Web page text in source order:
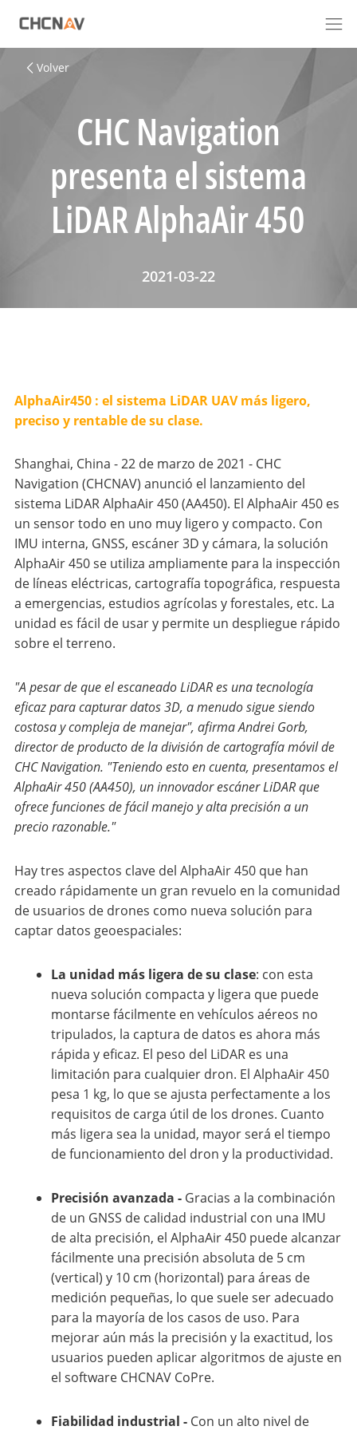
Volver
CHC Navigation
presenta el sistema
LiDAR AlphaAir 450
2021-03-22
AlphaAir450 : el sistema LiDAR UAV más ligero,
preciso y rentable de su clase.
Shanghai, China - 22 de marzo de 2021 - CHC
Navigation (CHCNAV) anunció el lanzamiento del
sistema LiDAR AlphaAir 450 (AA450). El AlphaAir 450 es
un sensor todo en uno muy ligero y compacto. Con
IMU interna, GNSS, escáner 3D y cámara, la solución
AlphaAir 450 se utiliza ampliamente para la inspección
de líneas eléctricas, cartografía topográfica, respuesta
a emergencias, estudios agrícolas y forestales, etc. La
unidad es fácil de usar y permite un despliegue rápido
sobre el terreno.
"A pesar de que el escaneado LiDAR es una tecnología
eficaz para capturar datos 3D, a menudo sigue siendo
costosa y compleja de manejar", afirma Andrei Gorb,
director de producto de la división de cartografía móvil de
CHC Navigation. "Teniendo esto en cuenta, presentamos el
AlphaAir 450 (AA450), un innovador escáner LiDAR que
ofrece funciones de fácil manejo y alta precisión a un
precio razonable."
Hay tres aspectos clave del AlphaAir 450 que han
creado rápidamente un gran revuelo en la comunidad
de usuarios de drones como nueva solución para
captar datos geoespaciales:
La unidad más ligera de su clase: con esta
nueva solución compacta y ligera que puede
montarse fácilmente en vehículos aéreos no
tripulados, la captura de datos es ahora más
rápida y eficaz. El peso del LiDAR es una
limitación para cualquier dron. El AlphaAir 450
pesa 1 kg, lo que se ajusta perfectamente a los
requisitos de carga útil de los drones. Cuanto
más ligera sea la unidad, mayor será el tiempo
de funcionamiento del dron y la productividad.
Precisión avanzada - Gracias a la combinación
de un GNSS de calidad industrial con una IMU
de alta precisión, el AlphaAir 450 puede alcanzar
fácilmente una precisión absoluta de 5 cm
(vertical) y 10 cm (horizontal) para áreas de
medición pequeñas, lo que suele ser adecuado
para la mayoría de los casos de uso. Para
mejorar aún más la precisión y la exactitud, los
usuarios pueden aplicar algoritmos de ajuste en
el software CHCNAV CoPre.
Fiabilidad industrial - Con un alto nivel de